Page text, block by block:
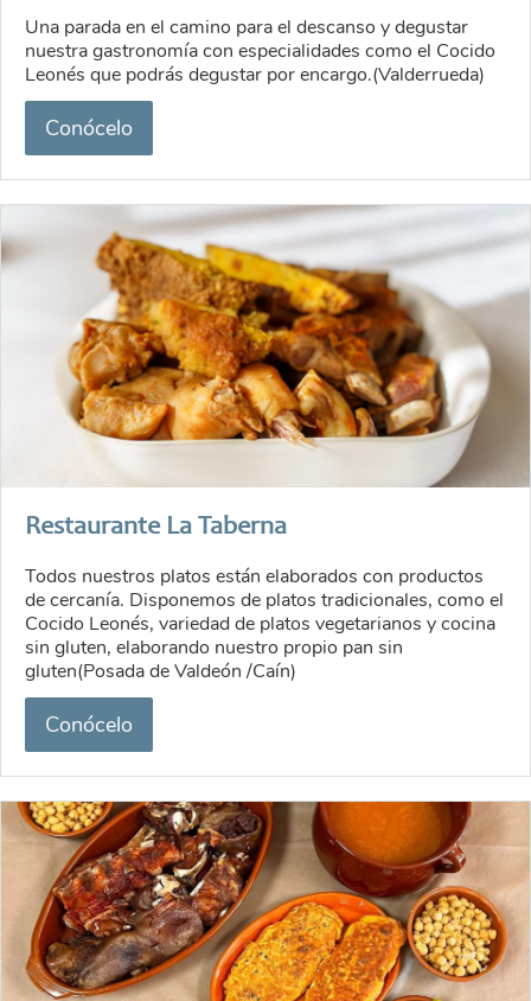
Una parada en el camino para el descanso y degustar
nuestra gastronomía con especialidades como el Cocido
Leonés que podrás degustar por encargo.(Valderrueda)
Conócelo
Restaurante La Taberna
Todos nuestros platos están elaborados con productos
de cercanía. Disponemos de platos tradicionales, como el
Cocido Leonés, variedad de platos vegetarianos y cocina
sin gluten, elaborando nuestro propio pan sin
gluten(Posada de Valdeón /Caín)
Conócelo